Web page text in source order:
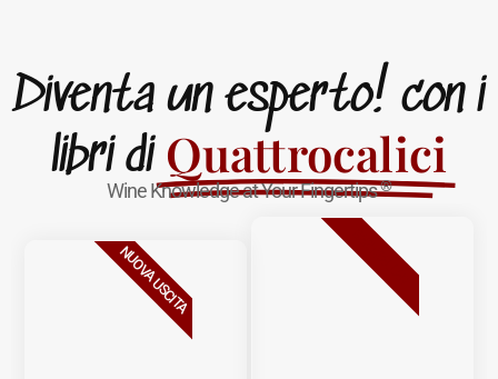
Diventa un esperto! con i
libri di Quattrocalici
Wine Knowledge at Your Fingertips®
NUOVA USCITA BESTSELLER